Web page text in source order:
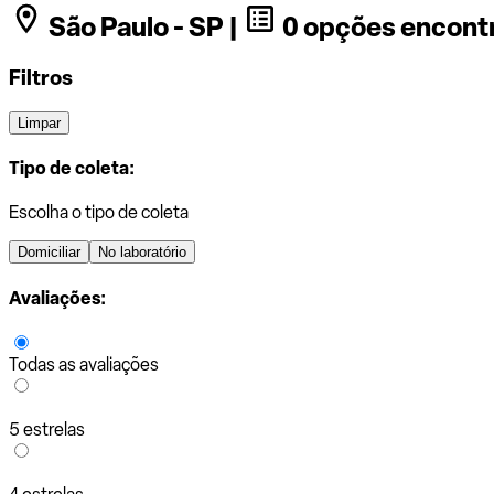
São Paulo - SP |
0 opções
Filtros
Limpar
Tipo de coleta:
Escolha o tipo de coleta
Domiciliar No laboratório
Avaliações:
Todas as avaliações
5 estrelas